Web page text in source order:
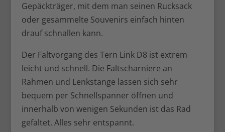
Gepäckträger, mit dem man seinen Rucksack
oder gesammelte Souvenirs einfach hinten
drauf schnallen kann.
Der Faltvorgang des Tern Link D8 ist extrem
leicht und schnell. Die Faltscharniere an
Rahmen und Lenkstange lassen sich sehr
bequem per Schnellspanner öffnen und
innerhalb von wenigen Sekunden ist das Rad
gefaltet. Alles sehr entspannt.